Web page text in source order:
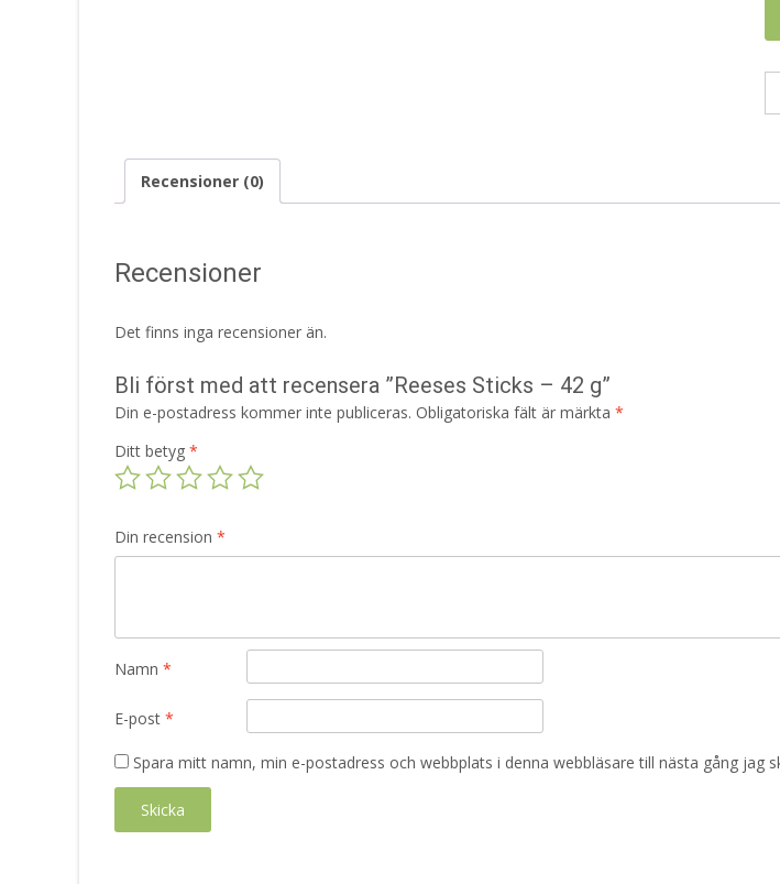
Recensioner (0)
Recensioner
Det finns inga recensioner än.
Bli först med att recensera ”Reeses Sticks – 42 g”
Din e-postadress kommer inte publiceras. Obligatoriska fält är märkta *
Ditt betyg *
Din recension *
Namn *
E-post *
Spara mitt namn, min e-postadress och webbplats i denna webbläsare till nästa gång jag